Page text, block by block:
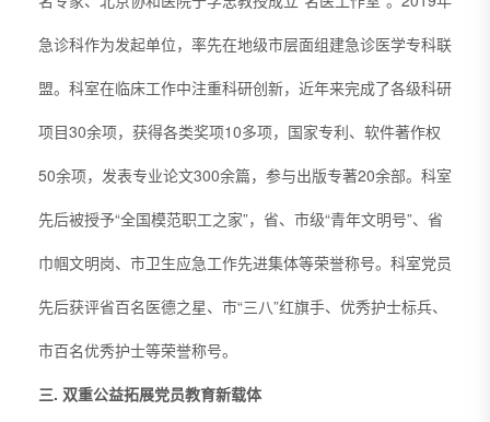
急诊科作为发起单位，率先在地级市层面组建急诊医学专科联
盟。科室在临床工作中注重科研创新，近年来完成了各级科研
项目30余项，获得各类奖项10多项，国家专利、软件著作权
50余项，发表专业论文300余篇，参与出版专著20余部。科室
先后被授予“全国模范职工之家”，省、市级“青年文明号”、省
巾帼文明岗、市卫生应急工作先进集体等荣誉称号。科室党员
先后获评省百名医德之星、市“三八”红旗手、优秀护士标兵、
市百名优秀护士等荣誉称号。
三. 双重公益拓展党员教育新载体